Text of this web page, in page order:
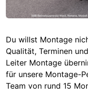
Du willst Montage
Qualität, Terminen
Leiter Montage
für unsere Montage-
Team von rund 15